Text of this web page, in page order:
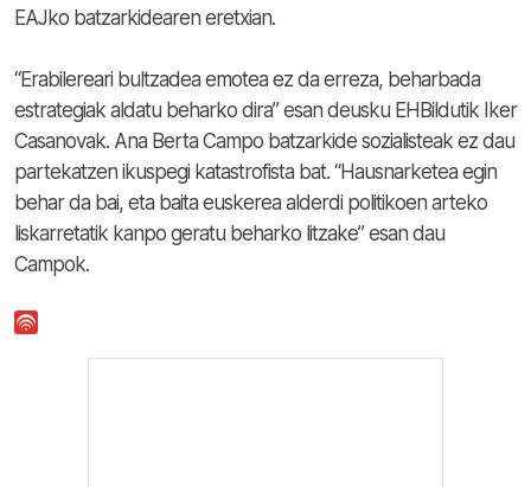
EAJko batzarkidearen eretxian.
“Erabilereari bultzadea emotea ez da erreza, beharbada
estrategiak aldatu beharko dira” esan deusku EHBildutik Iker
Casanovak. Ana Berta Campo batzarkide sozialisteak ez dau
partekatzen ikuspegi katastrofista bat. “Hausnarketea egin
behar da bai, eta baita euskerea alderdi politikoen arteko
liskarretatik kanpo geratu beharko litzake” esan dau
Campok.